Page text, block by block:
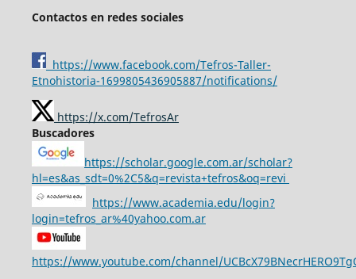
Contactos en redes sociales
https://www.facebook.com/Tefros-Taller-
Etnohistoria-1699805436905887/notifications/
https://x.com/TefrosAr
Buscadores
https://scholar.google.com.ar/scholar?
hl=es&as_sdt=0%2C5&q=revista+tefros&oq=revi
https://www.academia.edu/login?
login=tefros_ar%40yahoo.com.ar
https://www.youtube.com/channel/